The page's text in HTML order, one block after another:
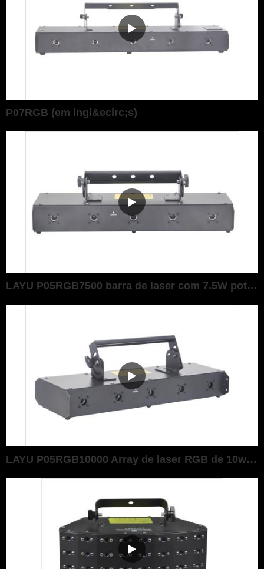
P07RGB (em ingl&ecirc;s)
LAYU P05RGB7500 barra de laser com 7.5W pot&ecirc;ncia RGB
LAYU P05RGB10000 Array de laser RGB de 10watt